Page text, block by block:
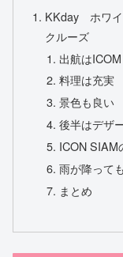
KKday ホワ
クルーズ
出航は
料理は充実
景色も良い
後半はデザ
ICON SIAM
雨が降って
まとめ